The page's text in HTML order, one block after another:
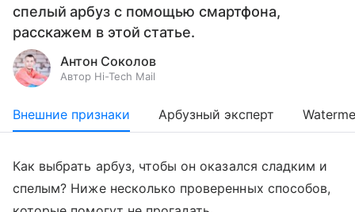
спелый арбуз с помощью смартфона,
расскажем в этой статье.
Антон Соколов
Автор Hi-Tech Mail
Внешние признаки Арбузный эксперт
Как выбрать арбуз, чтобы он оказался сладким и
спелым? Ниже несколько проверенных способов,